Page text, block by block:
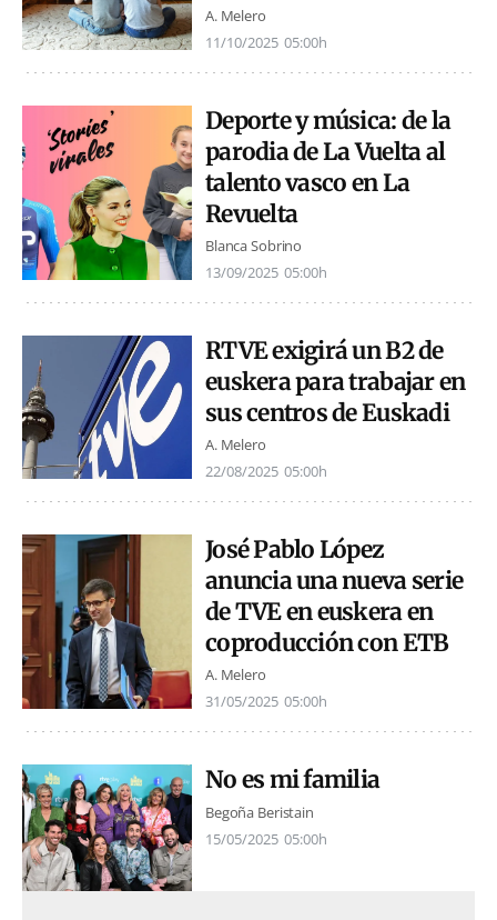
A. Melero
11/10/2025 05:00h
Deporte y música: de la
parodia de La Vuelta al
talento vasco en La
Revuelta
Blanca Sobrino
13/09/2025 05:00h
RTVE exigirá un B2 de
euskera para trabajar en
sus centros de Euskadi
A. Melero
22/08/2025 05:00h
José Pablo López
anuncia una nueva serie
de TVE en euskera en
coproducción con ETB
A. Melero
31/05/2025 05:00h
No es mi familia
Begoña Beristain
15/05/2025 05:00h